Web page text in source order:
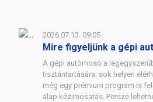
2026.07.13. 09:05
Mire figyeljünk a gépi
A gépi autómosó a
tisztántartására: sok helyen
még egy prémium program is
alap kézimosatás. Persze